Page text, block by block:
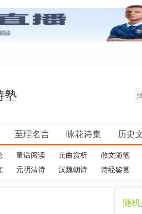
塾
至理名言 咏花诗集 历史
童话阅读 元曲赏析 散文随笔
元明清诗 汉魏朝诗 诗经鉴赏
随